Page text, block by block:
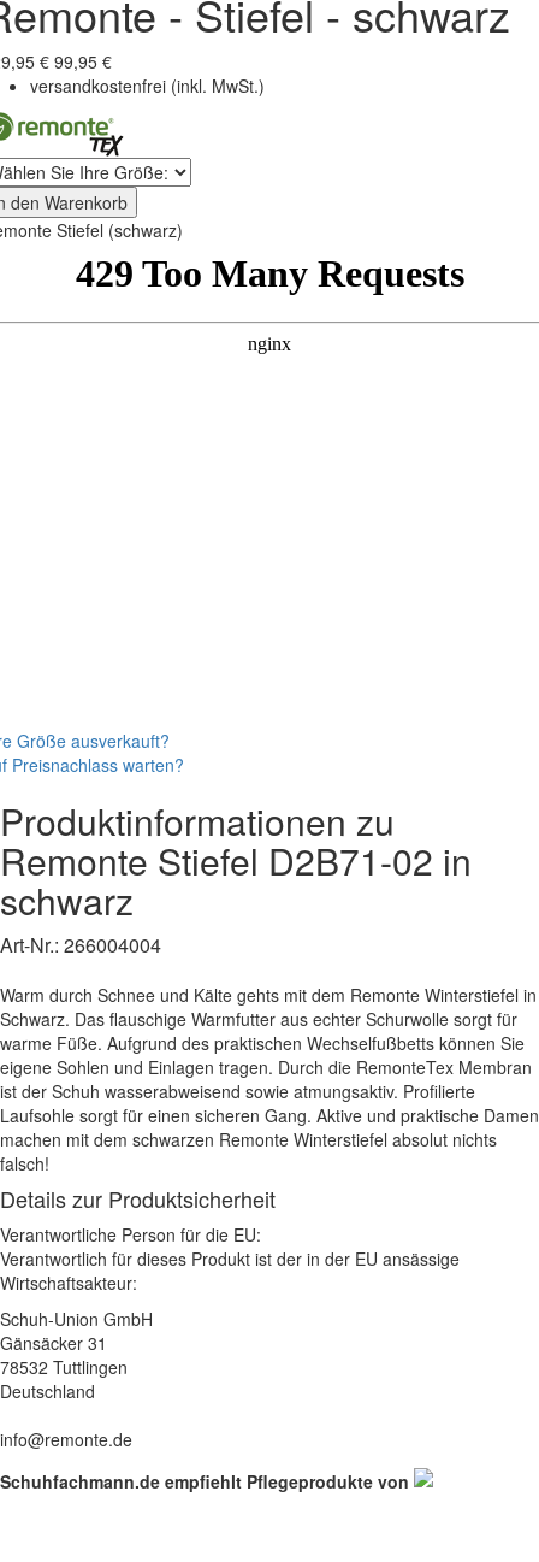
- Stiefel - schwarz
€ 99,95 €
versandkostenfrei (inkl. MwSt.)
den Warenkorb
Stiefel (schwarz)
Größe ausverkauft?
Preisnachlass warten?
Produktinformationen zu
Remonte Stiefel D2B71-02 in
schwarz
Art-Nr.: 266004004
Warm durch Schnee und Kälte gehts mit dem Remonte Winterstiefel in
Schwarz. Das flauschige Warmfutter aus echter Schurwolle sorgt für
warme Füße. Aufgrund des praktischen Wechselfußbetts können Sie
eigene Sohlen und Einlagen tragen. Durch die RemonteTex Membran
ist der Schuh wasserabweisend sowie atmungsaktiv. Profilierte
Laufsohle sorgt für einen sicheren Gang. Aktive und praktische Damen
machen mit dem schwarzen Remonte Winterstiefel absolut nichts
falsch!
Details zur Produktsicherheit
Verantwortliche Person für die EU:
Verantwortlich für dieses Produkt ist der in der EU ansässige
Wirtschaftsakteur:
Schuh-Union GmbH
Gänsäcker 31
78532 Tuttlingen
Deutschland
info@remonte.de
Schuhfachmann.de empfiehlt Pflegeprodukte von